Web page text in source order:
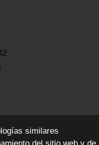
similares